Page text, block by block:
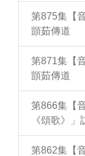
第875集【
顗茹傳道
第871集【
顗茹傳道
第866集【
《頌歌》
第862集【